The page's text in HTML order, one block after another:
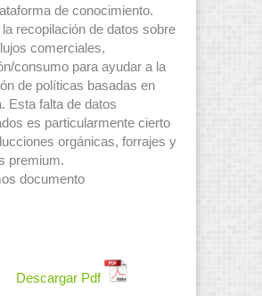
de conocimiento.
recopilación de datos sobre
comerciales,
consumo para ayudar a la
de políticas basadas en
Esta falta de datos
es particularmente cierto
orgánicas, forrajes y
premium.
documento
Descargar Pdf